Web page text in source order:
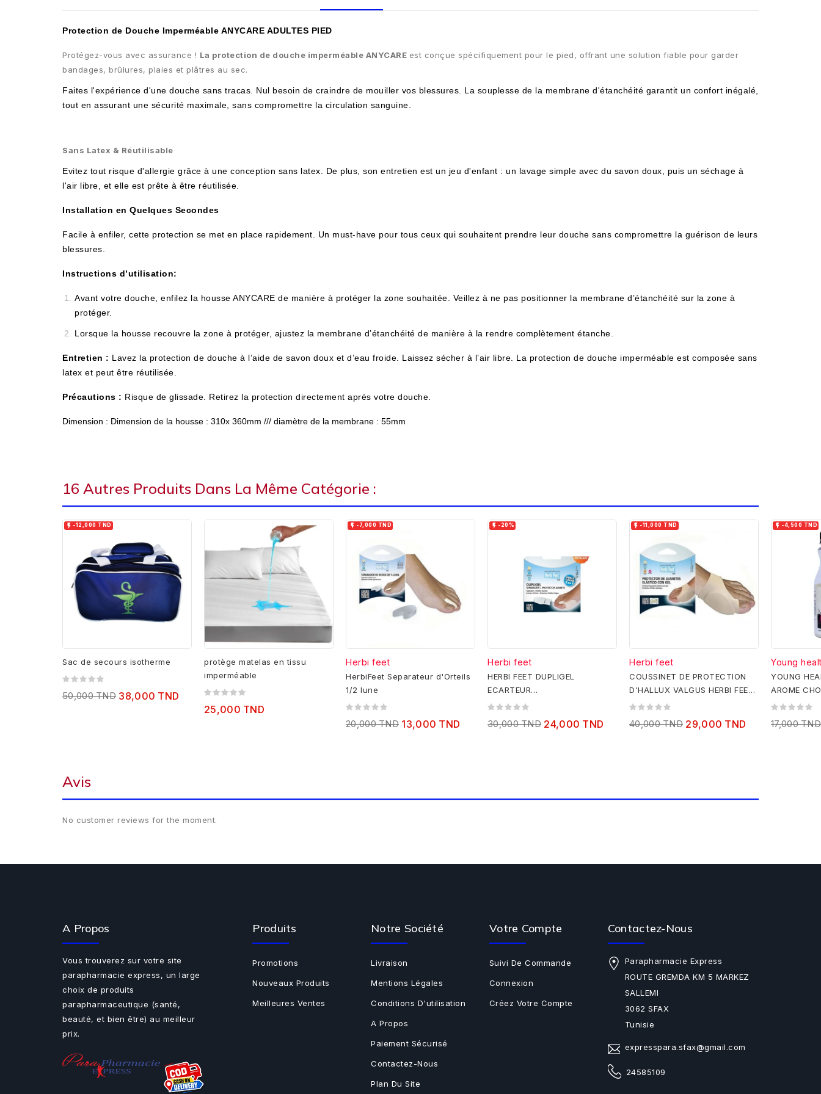
Protection de Douche Imperméable ANYCARE ADULTES PIED
Protégez-vous avec assurance ! La protection de douche imperméable ANYCARE est conçue spécifiquement pour le pied, offrant une solution fiable pour garder
bandages, brûlures, plaies et plâtres au sec.
Faites l'expérience d'une douche sans tracas. Nul besoin de craindre de mouiller vos blessures. La souplesse de la membrane d'étanchéité garantit un confort inégalé,
tout en assurant une sécurité maximale, sans compromettre la circulation sanguine.
Sans Latex & Réutilisable
Evitez tout risque d'allergie grâce à une conception sans latex. De plus, son entretien est un jeu d'enfant : un lavage simple avec du savon doux, puis un séchage à
l'air libre, et elle est prête à être réutilisée.
Installation en Quelques Secondes
Facile à enfiler, cette protection se met en place rapidement. Un must-have pour tous ceux qui souhaitent prendre leur douche sans compromettre la guérison de leurs
blessures.
Instructions d’utilisation:
Avant votre douche, enfilez la housse ANYCARE de manière à protéger la zone souhaitée. Veillez à ne pas positionner la membrane d’étanchéité sur la zone à
protéger.
Lorsque la housse recouvre la zone à protéger, ajustez la membrane d’étanchéité de manière à la rendre complètement étanche.
Entretien : Lavez la protection de douche à l’aide de savon doux et d’eau froide. Laissez sécher à l’air libre. La protection de douche imperméable est composée sans
latex et peut être réutilisée.
Précautions : Risque de glissade. Retirez la protection directement après votre douche.
Dimension : Dimension de la housse : 310x 360mm /// diamètre de la membrane : 55mm
16 Autres Produits Dans La Même Catégorie :
 -12,000 TND
Sac de secours isotherme
50,000 TND 38,000 TND
protège matelas en tissu
imperméable
25,000 TND
 -7,000 TND
Herbi feet
HerbiFeet Separateur d'Orteils
1/2 lune
20,000 TND 13,000 TND
 -20%
Herbi feet
HERBI FEET DUPLIGEL
ECARTEUR
D'ORTEIL+PROTECTEUR
30,000 TND 24,000 TND
 -11,000 TND
Herbi feet
COUSSINET DE PROTECTION
D'HALLUX VALGUS HERBI FEET
COUSSINET DE PROTECTION...
40,000 TND 29,000 TND
 -4,500 TND
Young
YOUNG
AROME
17,000 TND
Avis
No customer reviews for the moment.
A Propos
Vous trouverez sur votre site
parapharmacie express, un large
choix de produits
parapharmaceutique (santé,
beauté, et bien être) au meilleur
prix.
Produits
Promotions
Nouveaux Produits
Meilleures Ventes
Notre Société
Livraison
Mentions Légales
Conditions D'utilisation
A Propos
Paiement Sécurisé
Contactez-Nous
Plan Du Site
Votre Compte
Suivi De Commande
Connexion
Créez Votre Compte
Contactez-Nous
Parapharmacie Express
ROUTE GREMDA KM 5 MARKEZ
SALLEMI
3062 SFAX
Tunisie
expresspara.sfax@gmail.com
24585109